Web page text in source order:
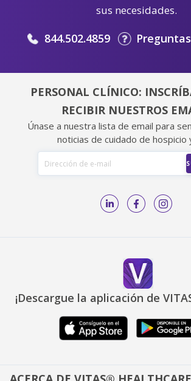
sus necesidades.
844.502.4859
PERSONAL CLÍNICO:
RECIBIR NUESTROS
Únase a nuestra lista de email para
noticias de cuidado de hospicio
¡Descargue la aplicación de